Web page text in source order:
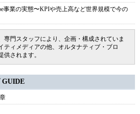
事業の実態〜KPIや売上高など世界規模で今の
専門スタッフにより、企画・構成されていま
ティメディアの他、オルタナティブ・ブロ
されます。
GUIDE